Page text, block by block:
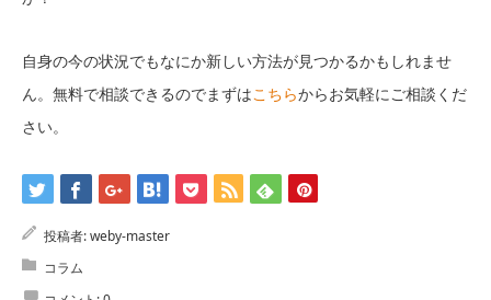
自身の今の状況でもなにか新しい方法が見つかるかもしれませ
ん。無料で相談できるのでまずはこちらからお気軽にご相談くだ
さい。
投稿者:weby-master
コラム